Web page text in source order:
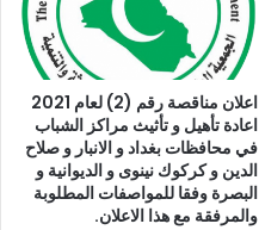
اعلان مناقصة رقم (2) لعام 2021
اعادة تأهيل و تأثيث مراكز الشباب
في محافظات بغداد و الانبار و صلاح
الدين و كركوك نينوى و الديوانية و
البصرة وفقا للمواصفات المطلوبة
والمرفقة مع هذا الاعلان.